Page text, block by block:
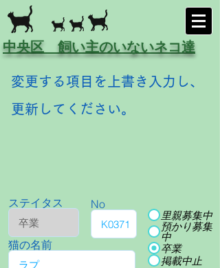
中央区 飼い主のいないネコ達
変更する項目を上書き入力し、
更新してください。
ステイタス No
猫の名前
里親募集中
預かり募集
中
卒業
掲載中止